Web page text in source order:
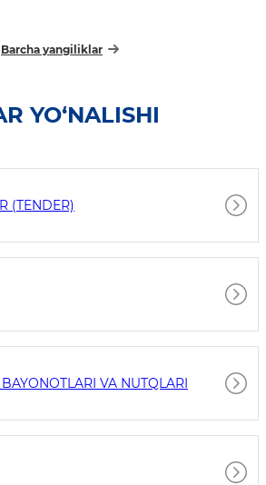
Barcha yangiliklar
YO‘NALISHI
(TENDER)
VA NUTQLARI